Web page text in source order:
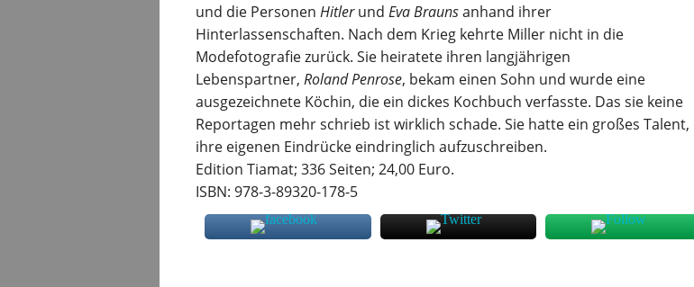
und die Personen Hitlerund Eva Braunsanhand ihrer
Hinterlassenschaften. Nach dem Krieg kehrte Miller nicht in die
Modefotografie zurück. Sie heiratete ihren langjährigen
Lebenspartner, Roland Penrose, bekam einen Sohn und wurde eine
ausgezeichnete Köchin, die ein dickes Kochbuch verfasste. Das sie keine
Reportagen mehr schrieb ist wirklich schade. Sie hatte ein großes Talent,
ihre eigenen Eindrücke eindringlich aufzuschreiben.
Edition Tiamat; 336 Seiten; 24,00 Euro.
ISBN: 978-3-89320-178-5